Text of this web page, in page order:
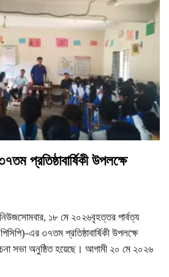
প্রতিষ্ঠাবার্ষিকী উপলক্ষে
নিউজসোমবার, ১৮ মে ২০২৬বৃহত্তর পার্বত্য
এর ৩৭তম প্রতিষ্ঠাবার্ষিকী উপলক্ষে
সভা অনুষ্ঠিত হয়েছে। আগামী ২০ মে ২০২৬